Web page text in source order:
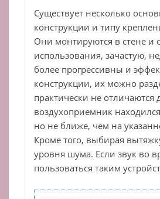
Существует несколько
конструкции и типу
Они монтируются в стене и
использования, зачастую,
более прогрессивны и
конструкции, их можно
практически не
воздухоприемник
но не ближе, чем на
Кроме того, выбирая
уровня шума. Если звук во
пользоваться таким